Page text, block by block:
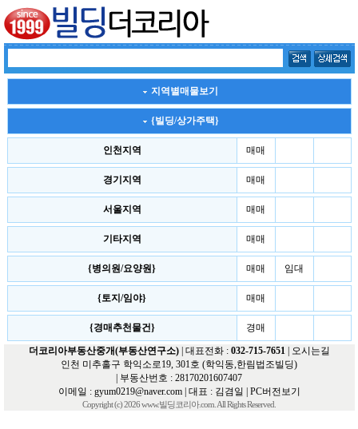
지역별매물보기
{빌딩/상가주택}
인천지역 매매
경기지역 매매
서울지역 매매
기타지역 매매
{병의원/요양원} 매매 임대
{토지/임야} 매매
{경매추천물건} 경매
더코리아부동산중개(부동산연구소)| 대표전화 : 032-715-7651|
오시는길
인천 미추홀구 학익소로19, 301호 (학익동,한림법조빌딩)
| 부동산번호 : 28170201607407
이메일 : gyum0219@naver.com| 대표 : 김겸일 | PC버전보기
Copyright (c) 2026 www.빌딩코리아.com. All Rights Reserved.